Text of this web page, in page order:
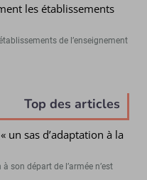
les établissements
de l’enseignement
Top des articles
un sas d’adaptation à la
son départ de l’armée n’est